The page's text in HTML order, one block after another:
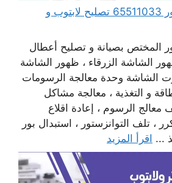
مهندس كمبيوتر الزور 65511033 تصليح لابتوب و
المختص بصيانة و تصليح أعطال
الشاشة الزرقاء ، ظهور الشاشة
الشاشة وحدة معالجة الرسومات
و التغذية ، معالجة مشاكل
معالج الرسوم ، إعادة اقلاع
، تلف التوانزستور ، استبدال بور
... اقرأ المزيد